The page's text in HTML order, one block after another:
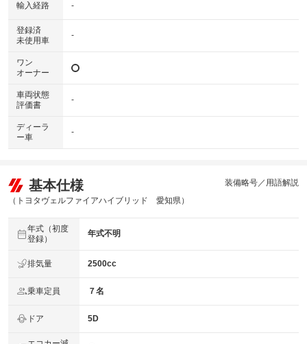
輸入経路 -
登録済
未使用車
-
ワン
オーナー
車両状態
評価書
-
ディーラ
ー車
-
基本仕様
（トヨタヴェルファイアハイブリッド 愛知県）
装備略号／用語解説
年式（初度
登録）
年式不明
排気量 2500cc
乗車定員 ７名
ドア 5D